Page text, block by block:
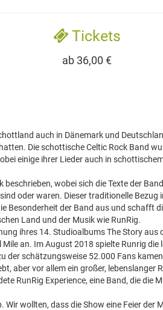
Tickets
ab 36,00 €
auch in Dänemark und
Die schottische Celtic Rock Band
einige ihrer Lieder auch in
wobei sich die Texte der
oder waren. Dieser traditionelle Bezug
Besonderheit der Band aus und schafft
Land und der Musik wie RunRig.
ihres 14. Studioalbums The Story aus
an. Im August 2018 spielte Runrig die
der schätzungsweise 52.000 Fans
aber vor allem ein großer, lebenslanger
RunRig Experience, eine Band, die die
wollten, dass die Show eine Feier der